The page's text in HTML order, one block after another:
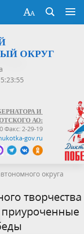
ОКРУГ
И
АО:
Факс: 2-29-19
gov.ru
округа
творчества
приуроченные